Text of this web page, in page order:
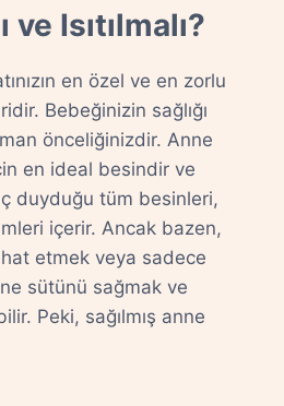
ve Isıtılmalı?
en özel ve en zorlu
Bebeğinizin sağlığı
önceliğinizdir. Anne
en ideal besindir ve
duyduğu tüm besinleri,
içerir. Ancak bazen,
etmek veya sadece
sütünü sağmak ve
Peki, sağılmış anne